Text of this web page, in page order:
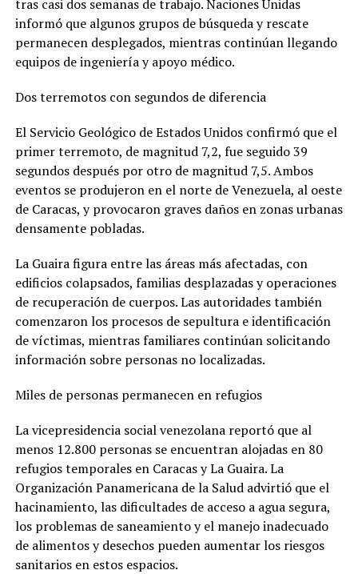
tras casi dos semanas de trabajo. Naciones Unidas
informó que algunos grupos de búsqueda y rescate
permanecen desplegados, mientras continúan llegando
equipos de ingeniería y apoyo médico.
Dos terremotos con segundos de diferencia
El Servicio Geológico de Estados Unidos confirmó que el
primer terremoto, de magnitud 7,2, fue seguido 39
segundos después por otro de magnitud 7,5. Ambos
eventos se produjeron en el norte de Venezuela, al oeste
de Caracas, y provocaron graves daños en zonas urbanas
densamente pobladas.
La Guaira figura entre las áreas más afectadas, con
edificios colapsados, familias desplazadas y operaciones
de recuperación de cuerpos. Las autoridades también
comenzaron los procesos de sepultura e identificación
de víctimas, mientras familiares continúan solicitando
información sobre personas no localizadas.
Miles de personas permanecen en refugios
La vicepresidencia social venezolana reportó que al
menos 12.800 personas se encuentran alojadas en 80
refugios temporales en Caracas y La Guaira. La
Organización Panamericana de la Salud advirtió que el
hacinamiento, las dificultades de acceso a agua segura,
los problemas de saneamiento y el manejo inadecuado
de alimentos y desechos pueden aumentar los riesgos
sanitarios en estos espacios.